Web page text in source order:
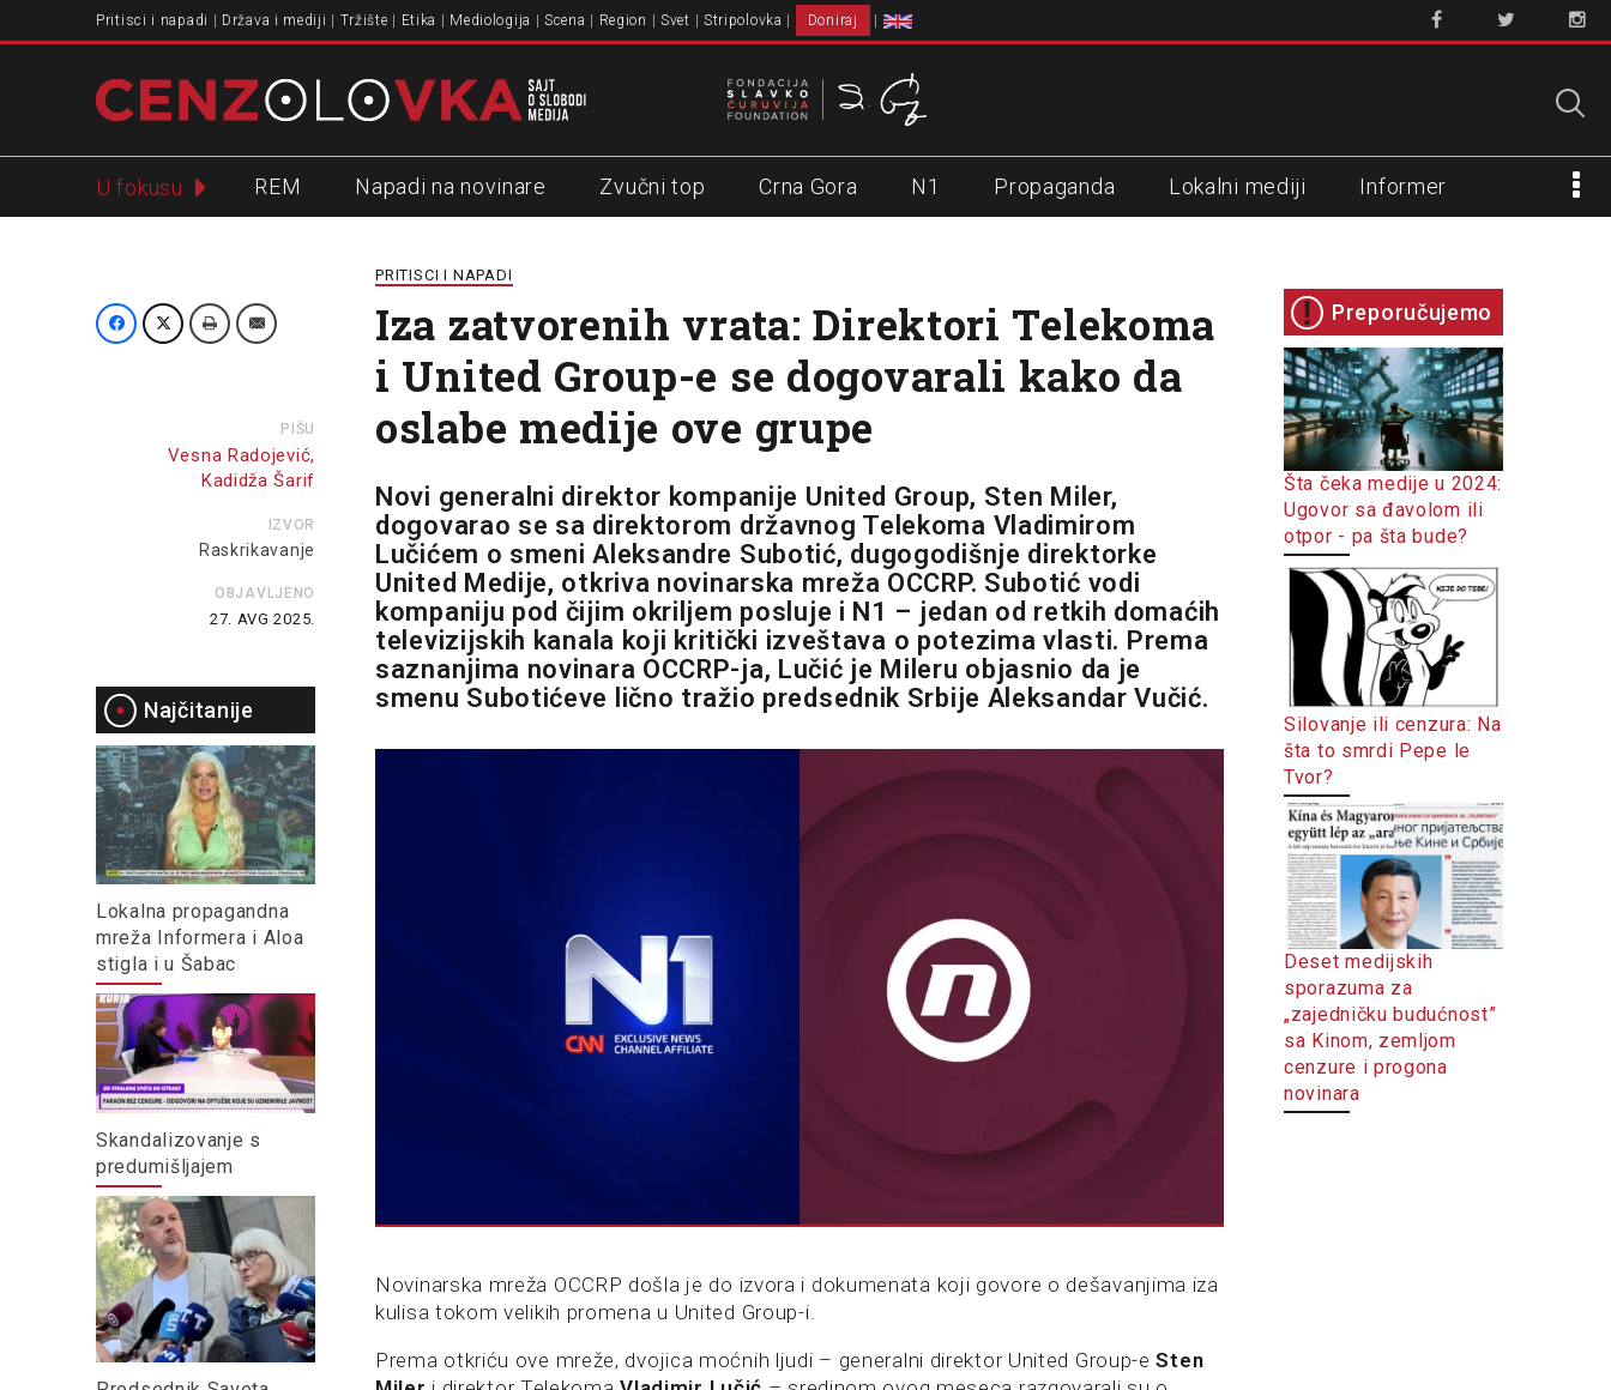
Pritisci i napadi Država i mediji Tržište Etika Mediologija Scena Region Svet Stripolovka Doniraj
U fokusu REM Napadi na novinare Zvučni top Crna Gora N1 Propaganda Lokalni mediji Informer
PIŠU
Vesna Radojević,
Kadidža Šarif
IZVOR
Raskrikavanje
OBJAVLJENO
27. AVG 2025.
Najčitanije
Lokalna propagandna
mreža Informera i Aloa
stigla i u Šabac
Skandalizovanje s
predumišljajem
PRITISCI I NAPADI
Iza zatvorenih vrata: Direktori Telekoma
i United Group-e se dogovarali kako da
oslabe medije ove grupe
Novi generalni direktor kompanije United Group, Sten Miler,
dogovarao se sa direktorom državnog Telekoma Vladimirom
Lučićem o smeni Aleksandre Subotić, dugogodišnje direktorke
United Medije, otkriva novinarska mreža OCCRP. Subotić vodi
kompaniju pod čijim okriljem posluje i N1 – jedan od retkih domaćih
televizijskih kanala koji kritički izveštava o potezima vlasti. Prema
saznanjima novinara OCCRP-ja, Lučić je Mileru objasnio da je
smenu Subotićeve lično tražio predsednik Srbije Aleksandar Vučić.
Novinarska mreža OCCRP došla je do izvora i dokumenata koji govore o dešavanjima iza
kulisa tokom velikih promena u United Group-i.
Prema otkriću ove mreže, dvojica moćnih ljudi – generalni direktor United Group-eSten
Preporučujemo
Šta čeka medije u 2024:
Ugovor sa đavolom ili
otpor - pa šta bude?
Silovanje ili cenzura: Na
šta to smrdi Pepe le
Tvor?
Deset medijskih
sporazuma za
„zajedničku budućnost”
sa Kinom, zemljom
cenzure i progona
novinara